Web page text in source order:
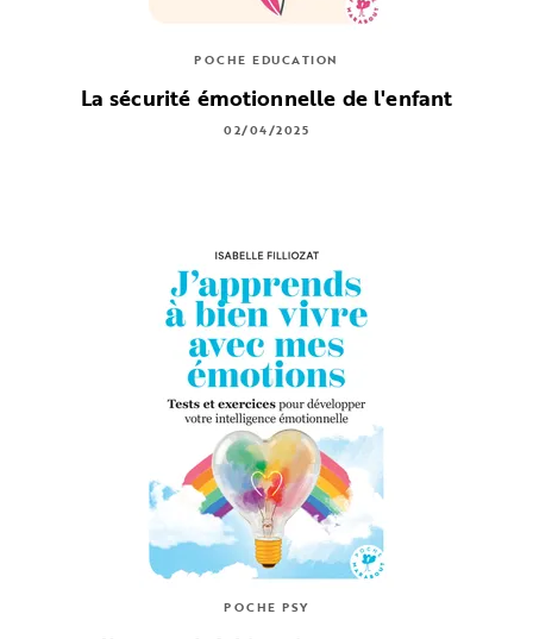
POCHE EDUCATION
La sécurité émotionnelle de l'enfant
02/04/2025
POCHE PSY